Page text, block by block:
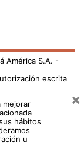
América S.A. -
escrita
mejorar
hábitos
u
×